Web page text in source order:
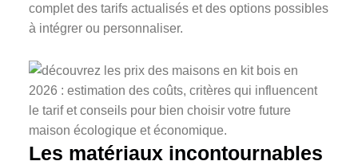
complet des tarifs actualisés et des options possibles
à intégrer ou personnaliser.
Les matériaux incontournables